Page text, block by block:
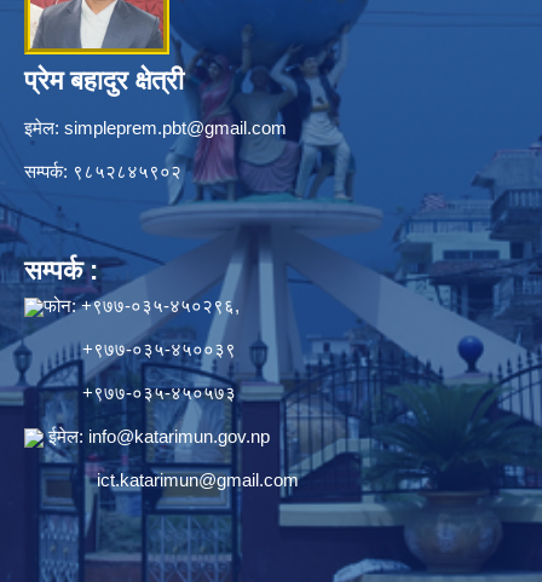
प्रेम बहादुर क्षेत्री
इमेल: simpleprem.pbt@gmail.com
सम्पर्क: ९८५२८४५९०२
सम्पर्क :
फोन: +९७७-०३५-४५०२९६,
+९७७-०३५-४५००३९
+९७७-०३५-४५०५७३
ईमेल: info@katarimun.gov.np
ict.katarimun@gmail.com